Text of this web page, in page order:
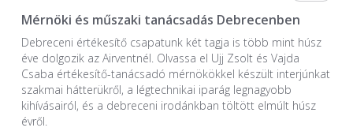
Mérnöki és műszaki tanácsadás Debrecenben
Debreceni értékesítő csapatunk két tagja is több mint húsz
éve dolgozik az Airventnél. Olvassa el Ujj Zsolt és Vajda
Csaba értékesítő-tanácsadó mérnökökkel készült interjúnkat
szakmai hátterükről, a légtechnikai iparág legnagyobb
kihívásairól, és a debreceni irodánkban töltött elmúlt húsz
évről.